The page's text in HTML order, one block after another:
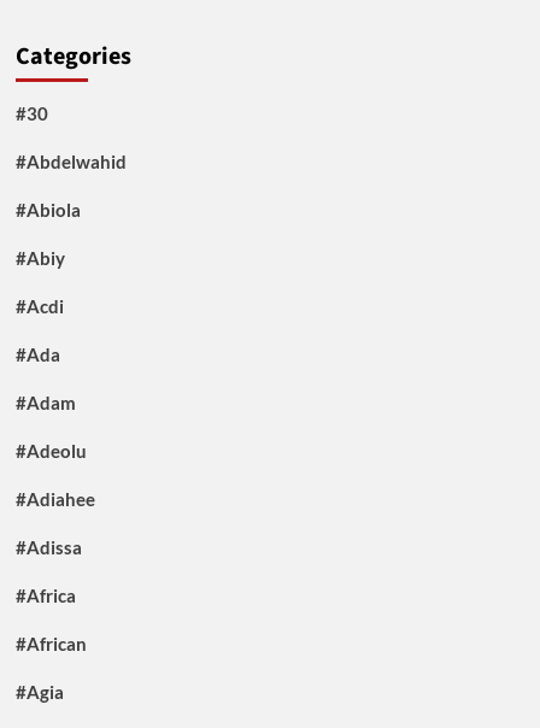
Categories
#30
#Abdelwahid
#Abiola
#Abiy
#Acdi
#Ada
#Adam
#Adeolu
#Adiahee
#Adissa
#Africa
#African
#Agia